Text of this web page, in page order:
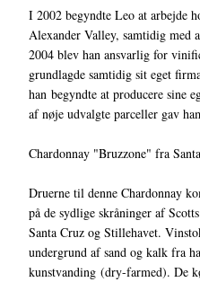
I 2002 begyndte Leo at arbejde
Alexander Valley, samtidig med
2004 blev han ansvarlig for
grundlagde samtidig sit eget
han begyndte at producere sine
af nøje udvalgte parceller gav
Chardonnay "Bruzzone" fra
Druerne til denne Chardonnay
på de sydlige skråninger af
Santa Cruz og Stillehavet.
undergrund af sand og kalk fra
kunstvanding (dry-farmed). De